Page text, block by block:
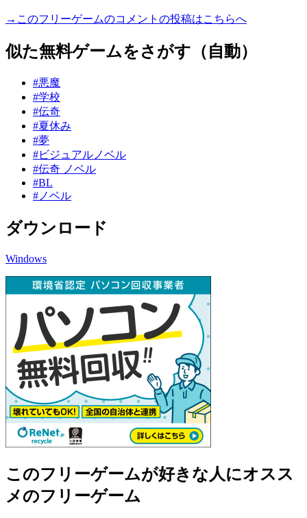
→このフリーゲームのコメントの投稿はこちらへ
似た無料ゲームをさがす（自動）
#悪魔
#学校
#伝奇
#夏休み
#夢
#ビジュアルノベル
#伝奇 ノベル
#BL
#ノベル
ダウンロード
Windows
このフリーゲームが好きな人にオスス
メのフリーゲーム